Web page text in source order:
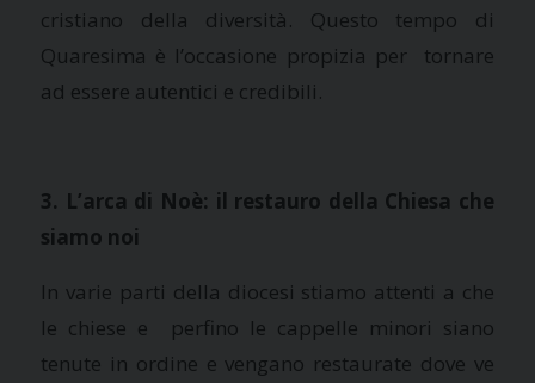
cristiano della diversità. Questo tempo di
Quaresima è l’occasione propizia per tornare
ad essere autentici e credibili.
3. L’arca di Noè: il restauro della Chiesa che
siamo noi
In varie parti della diocesi stiamo attenti a che
le chiese e perfino le cappelle minori siano
tenute in ordine e vengano restaurate dove ve